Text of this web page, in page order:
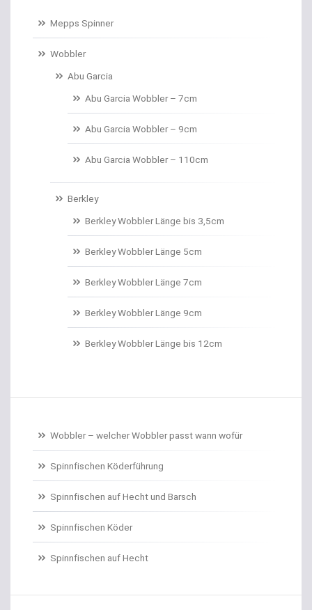
Baitformer für Forellenteig
Banksticks/Erdspeere
Barrows & Trolleys
Barschhaken gebunden
Bauchtaschen
Bedchairs
Birnenbleie
Bissanzeiger
Bivytable
Bleisets
Blinker
Bodentaster
Mepps Spinner
Wobbler
Abu Garcia
Abu Garcia Wobbler – 7cm
Abu Garcia Wobbler – 9cm
Abu Garcia Wobbler – 110cm
Berkley
Berkley Wobbler Länge bis 3,5cm
Berkley Wobbler Länge 5cm
Berkley Wobbler Länge 7cm
Berkley Wobbler Länge 9cm
Berkley Wobbler Länge bis 12cm
Wobbler – welcher Wobbler passt wann wofür
Spinnfischen Köderführung
Spinnfischen auf Hecht und Barsch
Spinnfischen Köder
Spinnfischen auf Hecht